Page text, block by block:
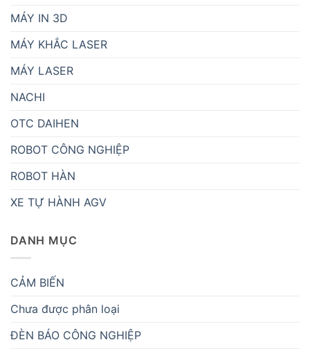
MÁY IN 3D
MÁY KHẮC LASER
MÁY LASER
NACHI
OTC DAIHEN
ROBOT CÔNG NGHIỆP
ROBOT HÀN
XE TỰ HÀNH AGV
DANH MỤC
CẢM BIẾN
Chưa được phân loại
ĐÈN BÁO CÔNG NGHIỆP